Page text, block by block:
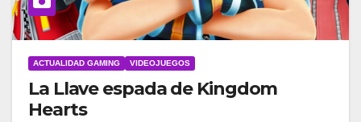
ACTUALIDAD GAMING VIDEOJUEGOS
La Llave espada de Kingdom
Hearts